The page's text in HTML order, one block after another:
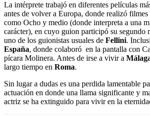
La intérprete trabajó en diferentes películas
antes de volver a Europa, donde realizó filmes
como Ocho y medio (donde interpreta a una
carácter), en cuyo guion participó su segundo
uno de los guionistas usuales de Fellini.
España, donde colaboró en la pantalla con
pícara Molinera. Antes de irse a vivir a
largo tiempo en Roma.
Sin lugar a dudas es una perdida lamentable
actuación en donde una llama significante y
actriz se ha extinguido para vivir en la